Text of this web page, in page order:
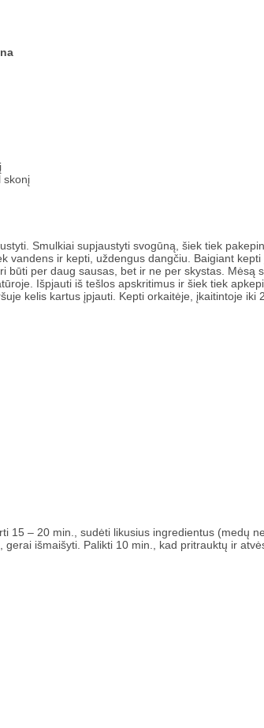
skonį
Smulkiai supjaustyti svogūną, šiek tiek
vandens ir kepti, uždengus dangčiu. Baigiant
būti per daug sausas, bet ir ne per skystas. Mėsą
Išpjauti iš tešlos apskritimus ir šiek tiek
kelis kartus įpjauti. Kepti orkaitėje, įkaitintoje iki
15 – 20 min., sudėti likusius ingredientus (medų
išmaišyti. Palikti 10 min., kad pritrauktų ir